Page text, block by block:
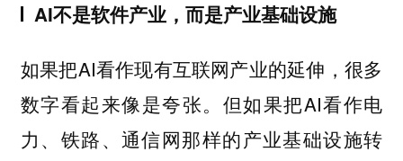
AI不是软件产业，而是产业基础设施
如果把AI看作现有互联网产业的延伸，很多
数字看起来像是夸张。但如果把AI看作电
力、铁路、通信网那样的产业基础设施转